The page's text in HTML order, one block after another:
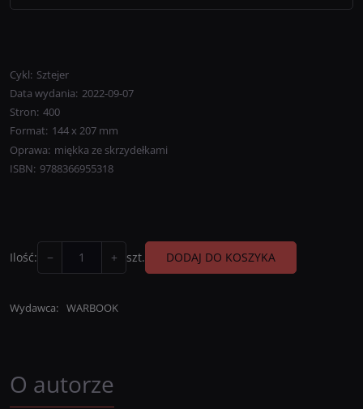
Sztejer 2.
Cykl: Sztejer
Data wydania: 2022-09-07
Stron: 400
Format: 144 x 207 mm
Oprawa: miękka ze skrzydełkami
ISBN: 9788366955318
Ilość: − + szt. DODAJ DO KOSZYKA
Wydawca: WARBOOK
O autorze